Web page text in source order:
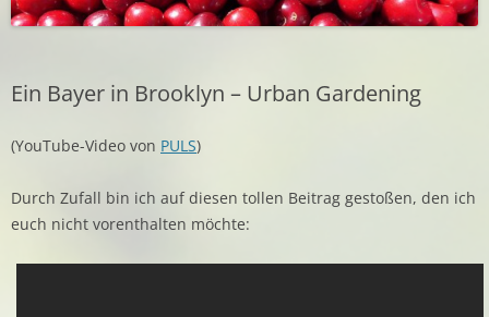
Ein Bayer in Brooklyn – Urban Gardening
(YouTube-Video von PULS)
Durch Zufall bin ich auf diesen tollen Beitrag gestoßen, den ich
euch nicht vorenthalten möchte: